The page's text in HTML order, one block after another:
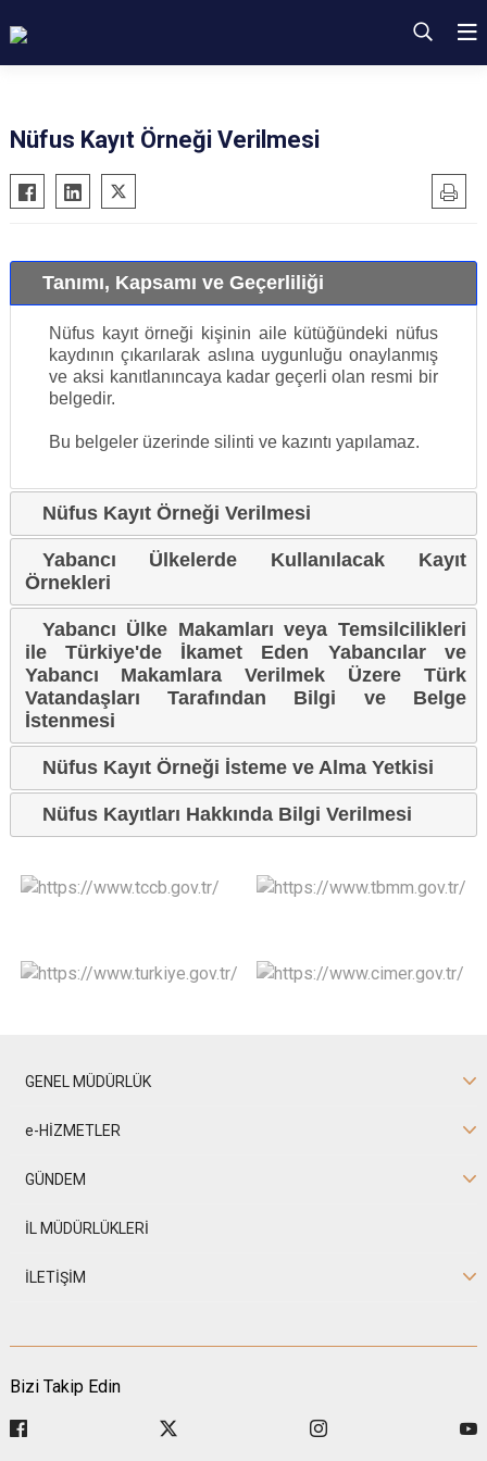
Nüfus Kayıt Örneği Verilmesi
Tanımı, Kapsamı ve Geçerliliği
Nüfus kayıt örneği kişinin aile kütüğündeki nüfus
kaydının çıkarılarak aslına uygunluğu onaylanmış
ve aksi kanıtlanıncaya kadar geçerli olan resmi bir
belgedir.
Bu belgeler üzerinde silinti ve kazıntı yapılamaz.
Nüfus Kayıt Örneği Verilmesi
Yabancı Ülkelerde Kullanılacak Kayıt
Örnekleri
Yabancı Ülke Makamları veya Temsilcilikleri
ile Türkiye'de İkamet Eden Yabancılar ve
Yabancı Makamlara Verilmek Üzere Türk
Vatandaşları Tarafından Bilgi ve Belge
İstenmesi
Nüfus Kayıt Örneği İsteme ve Alma Yetkisi
Nüfus Kayıtları Hakkında Bilgi Verilmesi
GENEL MÜDÜRLÜK
e-HİZMETLER
GÜNDEM
İL MÜDÜRLÜKLERİ
İLETİŞİM
Bizi Takip Edin